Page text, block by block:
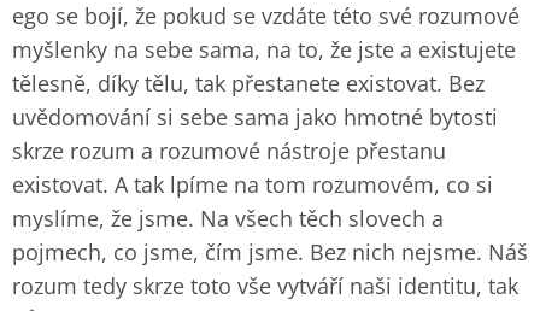
ego se bojí, že pokud se vzdáte této své rozumové
myšlenky na sebe sama, na to, že jste a existujete
tělesně, díky tělu, tak přestanete existovat. Bez
uvědomování si sebe sama jako hmotné bytosti
skrze rozum a rozumové nástroje přestanu
existovat. A tak lpíme na tom rozumovém, co si
myslíme, že jsme. Na všech těch slovech a
pojmech, co jsme, čím jsme. Bez nich nejsme. Náš
rozum tedy skrze toto vše vytváří naši identitu, tak